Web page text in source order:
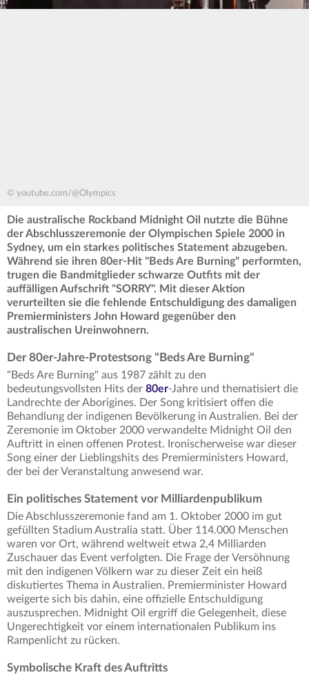
© youtube.com/@Olympics
Die australische Rockband Midnight Oil nutzte die Bühne
der Abschlusszeremonie der Olympischen Spiele 2000 in
Sydney, um ein starkes politisches Statement abzugeben.
Während sie ihren 80er-Hit "Beds Are Burning" performten,
trugen die Bandmitglieder schwarze Outfits mit der
auffälligen Aufschrift "SORRY". Mit dieser Aktion
verurteilten sie die fehlende Entschuldigung des damaligen
Premierministers John Howard gegenüber den
australischen Ureinwohnern.
Der 80er-Jahre-Protestsong "Beds Are Burning"
"Beds Are Burning" aus 1987 zählt zu den
bedeutungsvollsten Hits der 80er-Jahre und thematisiert die
Landrechte der Aborigines. Der Song kritisiert offen die
Behandlung der indigenen Bevölkerung in Australien. Bei der
Zeremonie im Oktober 2000 verwandelte Midnight Oil den
Auftritt in einen offenen Protest. Ironischerweise war dieser
Song einer der Lieblingshits des Premierministers Howard,
der bei der Veranstaltung anwesend war.
Ein politisches Statement vor Milliardenpublikum
Die Abschlusszeremonie fand am 1. Oktober 2000 im gut
gefüllten Stadium Australia statt. Über 114.000 Menschen
waren vor Ort, während weltweit etwa 2,4 Milliarden
Zuschauer das Event verfolgten. Die Frage der Versöhnung
mit den indigenen Völkern war zu dieser Zeit ein heiß
diskutiertes Thema in Australien. Premierminister Howard
weigerte sich bis dahin, eine offizielle Entschuldigung
auszusprechen. Midnight Oil ergriff die Gelegenheit, diese
Ungerechtigkeit vor einem internationalen Publikum ins
Rampenlicht zu rücken.
Symbolische Kraft des Auftritts